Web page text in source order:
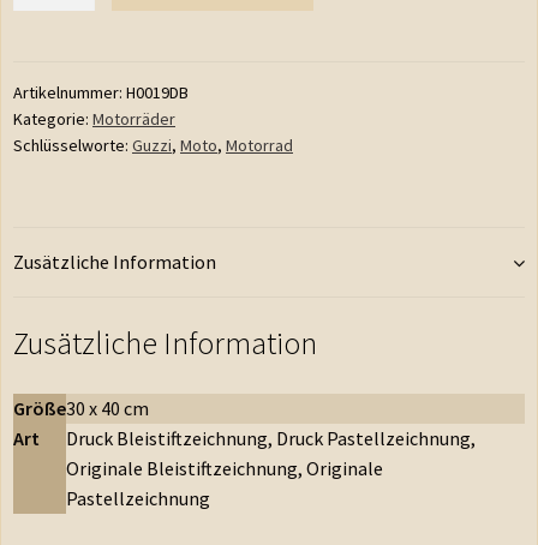
Artikelnummer: H0019DB
Kategorie: Motorräder
Schlüsselworte: Guzzi, Moto, Motorrad
Zusätzliche Information
Zusätzliche Information
Größe30 x 40 cm
Art
Druck Bleistiftzeichnung, Druck Pastellzeichnung,
Originale Bleistiftzeichnung, Originale
Pastellzeichnung